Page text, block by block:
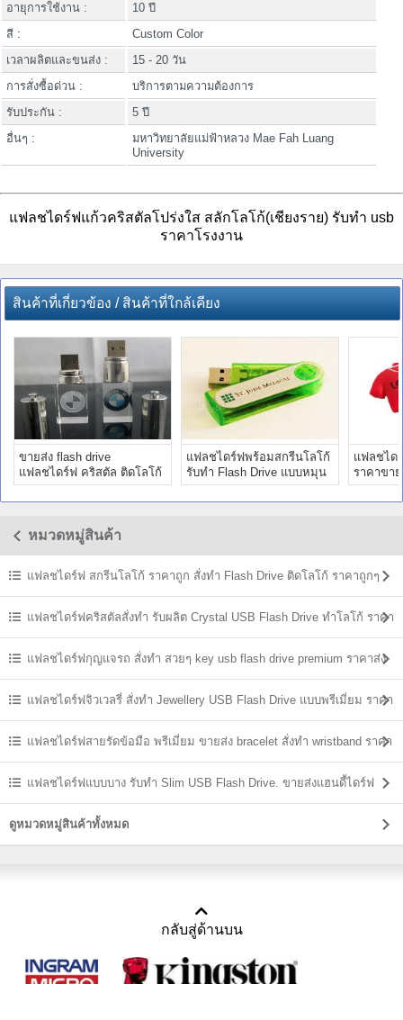
อายุการใช้งาน :
10 ปี
สี :
Custom Color
เวลาผลิตและขนส่ง :
15 - 20 วัน
การสั่งซื้อด่วน :
บริการตามความต้องการ
รับประกัน :
5 ปี
อื่นๆ :
มหาวิทยาลัยแม่ฟ้าหลวง Mae Fah Luang
University
แฟลชไดร์ฟแก้วคริสตัลโปร่งใส สลักโลโก้(เชียงราย) รับทำ usb
ราคาโรงงาน
สินค้าที่เกี่ยวข้อง / สินค้าที่ใกล้เคียง
ขายส่ง flash drive
แฟลชไดร์ฟ คริสตัล ติดโลโก้
BMW สวยงาม คุณภาพดี
แฟลชไดร์ฟพร้อมสกรีนโลโก้
รับทำ Flash Drive แบบหมุน
ติดโลโก้
แฟลชได
ราคาขา
Soft
หมวดหมู่สินค้า
แฟลชไดร์ฟ สกรีนโลโก้ ราคาถูก สั่งทำ Flash Drive ติดโลโก้ ราคาถูกๆ
แฟลชไดร์ฟคริสตัลสั่งทำ รับผลิต Crystal USB Flash Drive ทำโลโก้ ราคา
ส่ง แฟลชไดร์ฟกุญแจรถ สั่งทำ สวยๆ key usb flash drive premium ราคาส่ง
แฟลชไดร์ฟจิวเวลรี่ สั่งทำ Jewellery USB Flash Drive แบบพรีเมี่ยม ราคา
ส่ง แฟลชไดร์ฟสายรัดข้อมือ พรีเมี่ยม ขายส่ง bracelet สั่งทำ wristband ราคา
ถูก แฟลชไดร์ฟแบบบาง รับทำ Slim USB Flash Drive. ขายส่งแฮนดี้ไดร์ฟ
ราคาถูก
ดูหมวดหมู่สินค้าทั้งหมด
กลับสู่ด้านบน